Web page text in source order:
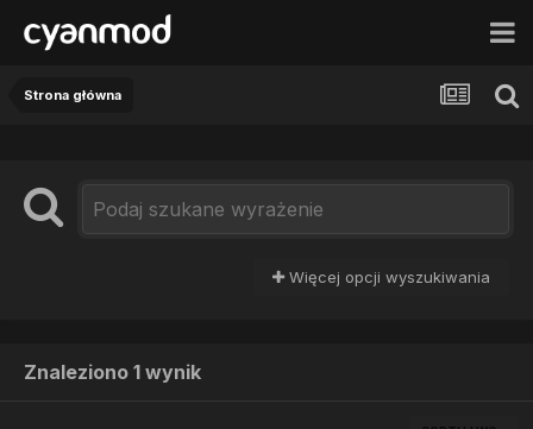
Strona główna
Więcej opcji wyszukiwania
Znaleziono 1 wynik